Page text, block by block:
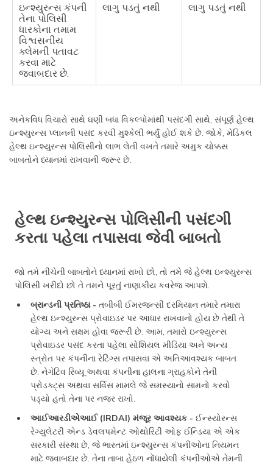
ઇન્શ્યુરન્સ કંપની
તેના પોલિસી
ધારકોના તમામ
વિશ્વસનીય
ક્લેમની પતાવટ
કરવા માટે
જવાબદાર છે.
લાગુ પડતું નથી લાગુ પડતું નથી
અનેકવિધ વિચારો સાથે ઘણી બધા વિકલ્પોમાંથી પસંદગી સાથે, સંપૂર્ણ હેલ્થ
ઇન્શ્યુરન્સ પ્લાનની પસંદ કરવી મુશ્કેલી ભર્યું હોઈ શકે છે. જોકે, મેડિકલ
હેલ્થ ઇન્શ્યુરન્સ પોલિસીનો લાભ લેતી વખતે તમારે અમુક ચોક્કસ
બાબતોને ધ્યાનમાં રાખવાની જરૂર છે.
હેલ્થ ઇન્શ્યુરન્સ પોલિસીની પસંદગી
કરતા પહેલા તપાસવા જેવી બાબતો
જો તમે નીચેની બાબતોને ધ્યાનમાં રાખો છો, તો તમે જે હેલ્થ ઇન્શ્યુરન્સ
પોલિસી ખરીદો છો તે તમને પૂરતું નાણાકીય કવરેજ આપશે.
બ્રાન્ડની પ્રતિષ્ઠા - તબીબી ઈમરજન્સી દરમિયાન તમારે તમારા
હેલ્થ ઇન્શ્યુરન્સ પ્રોવાઇડર પર આધાર રાખવાનો હોય છે તેથી તે
યોગ્ય અને સક્ષમ હોવા જરૂરી છે. આમ, તમારો ઇન્શ્યુરન્સ
પ્રોવાઇડર પસંદ કરતા પહેલા સોશિયલ મીડિયા અને અન્ય
સ્ત્રોત પર કંપનીના રેટિંગ્સ તપાસવા એ અતિઆવશ્યક બાબત
છે. નેગેટિવ રિવ્યૂ અથવા કંપનીના હાલના ગ્રાહકોને તેની
પ્રોડક્ટ્સ અથવા સર્વિસ મામલે જે સમસ્યાનો સામનો કરવો
પડ્યો હતો તેના પર નજર રાખો.
આઈઆરડીએઆઈ (IRDAI) મંજૂર આવશ્યક - ઈન્સ્યોરન્સ
રેગ્યુલેટરી એન્ડ ડેવલપમેન્ટ ઓથોરિટી ઓફ ઈન્ડિયા એ એક
સરકારી સંસ્થા છે, જે ભારતમાં ઇન્શ્યુરન્સ કંપનીઓના નિયમન
માટે જવાબદાર છે. તેના તાબા હેઠળ નોંધાયેલી કંપનીઓએ તેમની